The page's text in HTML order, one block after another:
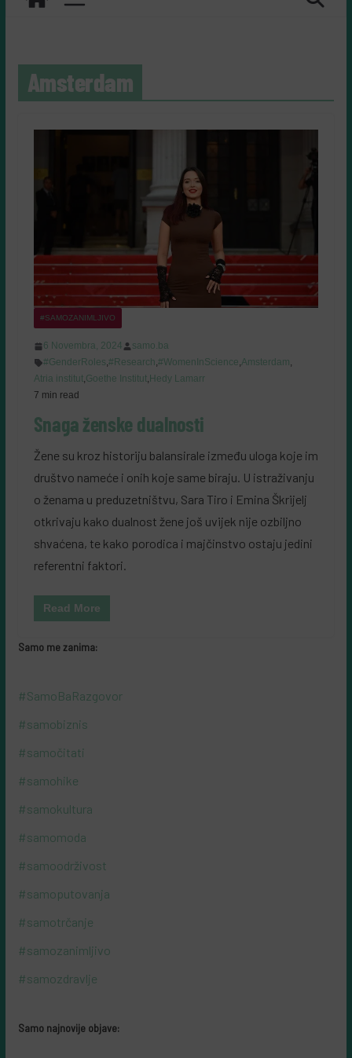
Amsterdam
#SAMOZANIMLJIVO
6 Novembra, 2024
samo.ba
#GenderRoles,#Research,#WomenInScience,Amsterdam,
Atria institut,Goethe Institut, Hedy Lamarr
7 min read
Snaga ženske dualnosti
Žene su kroz historiju balansirale između uloga koje im
društvo nameće i onih koje same biraju. U istraživanju
o ženama u preduzetništvu, Sara Tiro i Emina Škrijelj
otkrivaju kako dualnost žene još uvijek nije ozbiljno
shvaćena, te kako porodica i majčinstvo ostaju jedini
referentni faktori.
Read More
Samo me zanima:
#SamoBaRazgovor
#samobiznis
#samočitati
#samohike
#samokultura
#samomoda
#samoodrživost
#samoputovanja
#samotrčanje
#samozanimljivo
#samozdravlje
Samo najnovije objave: